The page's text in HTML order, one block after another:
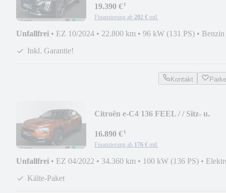
19.390 €¹
Finanzierung ab 202 € mtl.
Unfallfrei • EZ 10/2024 • 22.800 km • 96 kW (131 PS) • Benzin
Inkl. Garantie!
Kontakt
Citroën e-C4 136 FEEL / / Sitz- u.
16.890 €¹
Finanzierung ab 176 € mtl.
Unfallfrei • EZ 04/2022 • 34.360 km • 100 kW (136 PS) •
Kälte-Paket